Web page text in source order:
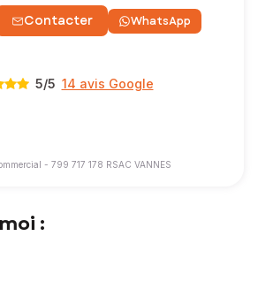
Contacter WhatsApp
5/5 14 avis Google
- 799 717 178 RSAC VANNES
:
dynamique et proactive, je mise sur la